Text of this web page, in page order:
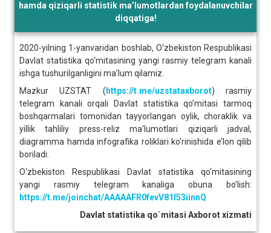
hamda qiziqarli statistik ma’lumotlardan foydalanuvchilar
diqqatiga!
2020-yilning 1-yanvaridan boshlab, O‘zbekiston Respublikasi
Davlat statistika qo‘mitasining yangi rasmiy telegram kanali
ishga tushurilganligini ma’lum qilamiz.
Mazkur UZSTAT ( https://t.me/uzstataxborot) rasmiy
telegram kanali orqali Davlat statistika qo’mitasi tarmoq
boshqarmalari tomonidan tayyorlangan oylik, choraklik va
yillik tahliliy press-reliz ma'lumotlari qiziqarli jadval,
diagramma hamda infografika roliklari ko’rinishida e’lon qilib
boriladi.
O‘zbekiston Respublikasi Davlat statistika qo‘mitasining
yangi rasmiy telegram kanaliga obuna bo’lish:
https://t.me/joinchat/AAAAAFR0fevV81l53iinnQ
Davlat statistika qo`mitasi Axborot xizmati